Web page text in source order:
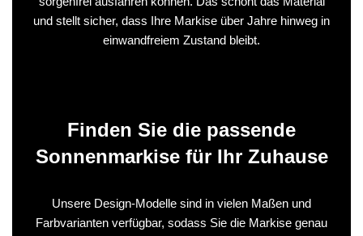
und stellt sicher, dass Ihre Markise über Jahre hinweg in
einwandfreiem Zustand bleibt.
Finden Sie die passende
Sonnenmarkise für Ihr Zuhause
Unsere Design‑Modelle sind in vielen Maßen und
Farbvarianten verfügbar, sodass Sie die Markise genau